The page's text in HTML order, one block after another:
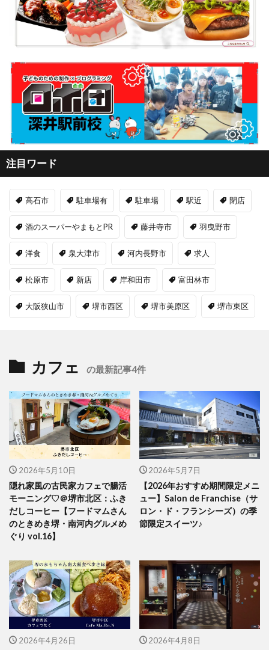
注目ワード
高石市 駐車場有 駐車場 駅近 閉店
酒のスーパーやまもとPR 藤井寺市 羽曳野市
洋食 泉大津市 河内長野市 求人
松原市 新店 岸和田市 富田林市
大阪狭山市 堺市西区 堺市美原区 堺市東区
カフェ の最新記事4件
2026年5月10日
隠れ家風の古民家カフェで腸活
モーニング♡＠堺市北区：ふき
だしコーヒー【フードマムさん
のときめき堺・南河内グルメめ
ぐり vol.16】
2026年5月7日
【2026年おすすめ期間限定メニ
ュー】Salon de Franchise（サ
ロン・ド・フランシーズ）の季
節限定スイーツ♪
2026年4月26日 2026年4月8日